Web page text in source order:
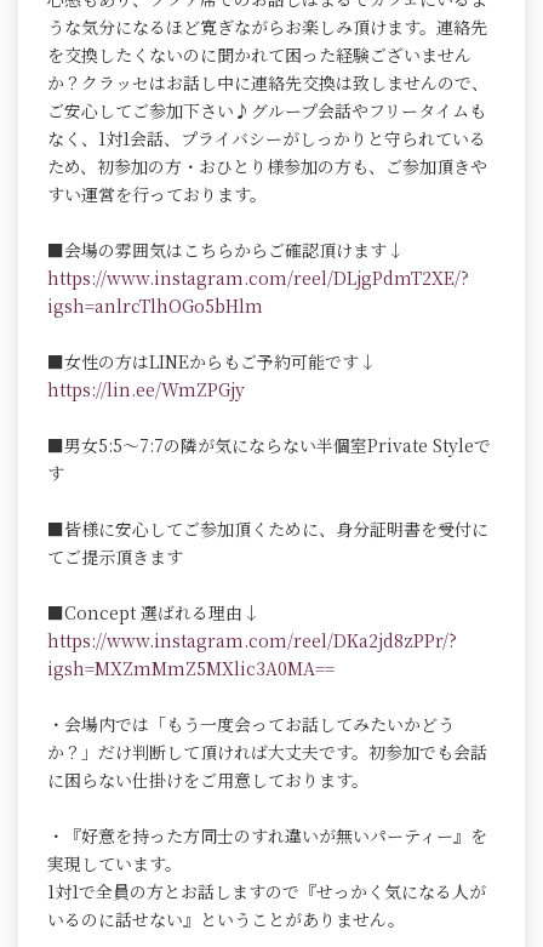
うな気分になるほど寛ぎながらお楽しみ頂けます。連絡先
を交換したくないのに聞かれて困った経験ございません
か？クラッセはお話し中に連絡先交換は致しませんので、
ご安心してご参加下さい♪グループ会話やフリータイムも
なく、1対1会話、プライバシーがしっかりと守られている
ため、初参加の方・おひとり様参加の方も、ご参加頂きや
すい運営を行っております。
■会場の雰囲気はこちらからご確認頂けます↓
https://www.instagram.com/reel/DLjgPdmT2XE/?
igsh=anlrcTlhOGo5bHlm
■女性の方はLINEからもご予約可能です↓
https://lin.ee/WmZPGjy
■男女5:5～7:7の隣が気にならない半個室Private Styleで
す
■皆様に安心してご参加頂くために、身分証明書を受付に
てご提示頂きます
■Concept 選ばれる理由↓
https://www.instagram.com/reel/DKa2jd8zPPr/?
igsh=MXZmMmZ5MXlic3A0MA==
・会場内では「もう一度会ってお話してみたいかどう
か？」だけ判断して頂ければ大丈夫です。初参加でも会話
に困らない仕掛けをご用意しております。
・『好意を持った方同士のすれ違いが無いパーティー』を
実現しています。
1対1で全員の方とお話しますので『せっかく気になる人が
いるのに話せない』ということがありません。